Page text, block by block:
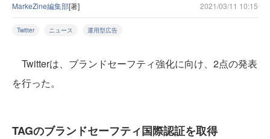
MarkeZine編集部[著] 2021/03/11 10:15
Twitter ニュース 運用型広告
Twitterは、ブランドセーフティ強化に向け、2点の発表
を行った。
TAGのブランドセーフティ国際認証を取得